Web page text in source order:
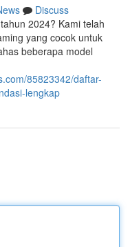
Discuss
2024? Kami telah
yang cocok untuk
beberapa model
85823342/daftar-
lengkap